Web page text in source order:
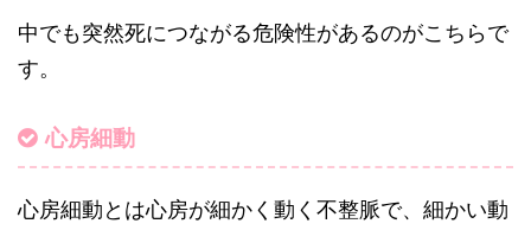
中でも突然死につながる危険性があるのがこちらで
す。
心房細動
心房細動とは心房が細かく動く不整脈で、細かい動